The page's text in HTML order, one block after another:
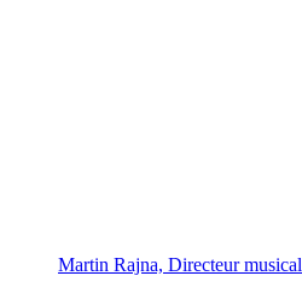
Martin Rajna, Directeur musical